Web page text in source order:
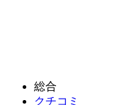
総合
クチコミ